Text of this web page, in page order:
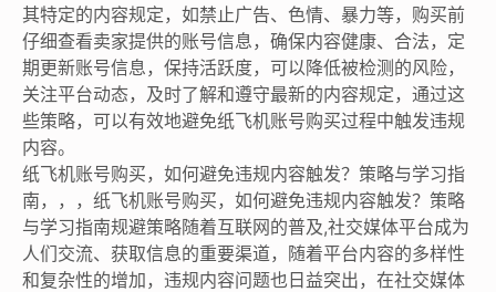
其特定的内容规定，如禁止广告、色情、暴力等，购买前
仔细查看卖家提供的账号信息，确保内容健康、合法，定
期更新账号信息，保持活跃度，可以降低被检测的风险，
关注平台动态，及时了解和遵守最新的内容规定，通过这
些策略，可以有效地避免纸飞机账号购买过程中触发违规
内容。
纸飞机账号购买，如何避免违规内容触发？策略与学习指
南，，，纸飞机账号购买，如何避免违规内容触发？策略
与学习指南规避策略随着互联网的普及,社交媒体平台成为
人们交流、获取信息的重要渠道，随着平台内容的多样性
和复杂性的增加，违规内容问题也日益突出，在社交媒体